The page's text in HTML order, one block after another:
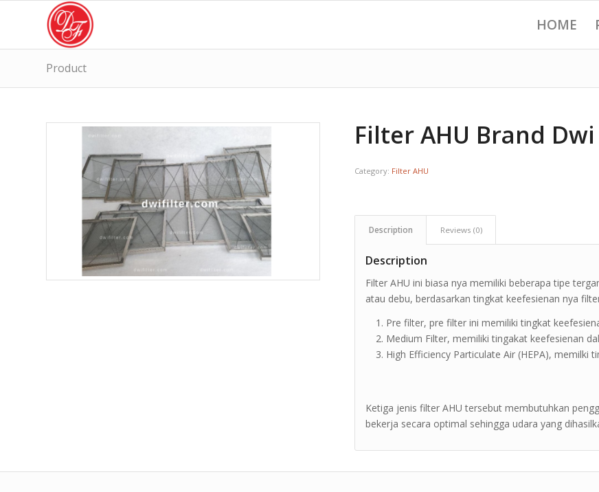
HOME
Product
Filter AHU Brand
Category: Filter AHU
Description Reviews (0)
Description
Filter AHU ini biasa nya memiliki beberapa tipe
atau debu, berdasarkan tingkat keefesienan nya
Pre filter, pre filter ini memiliki tingkat
Medium Filter, memiliki tingakat keefesienan
High Efficiency Particulate Air (HEPA), memilki
Ketiga jenis filter AHU tersebut membutuhkan
bekerja secara optimal sehingga udara yang